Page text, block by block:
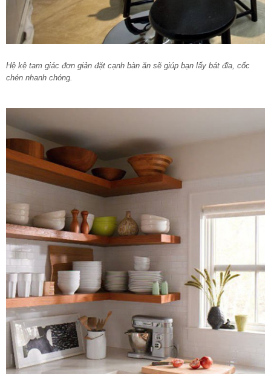
Hệ kệ tam giác đơn giản đặt cạnh bàn ăn sẽ giúp bạn lấy bát đĩa, cốc
chén nhanh chóng.